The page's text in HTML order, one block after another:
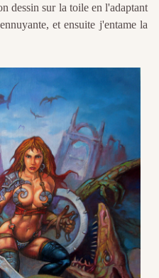
dessin sur la toile en l'adaptant
et ensuite j'entame la